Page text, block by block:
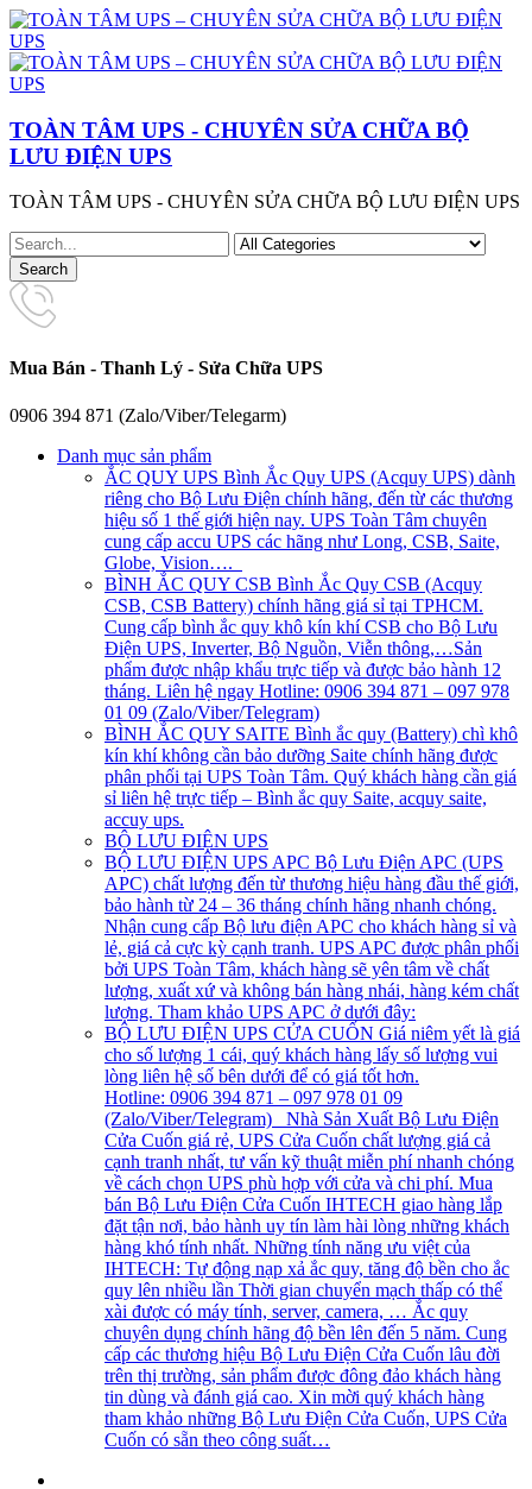
TOÀN TÂM UPS - CHUYÊN SỬA CHỮA BỘ
LƯU ĐIỆN UPS
TOÀN TÂM UPS - CHUYÊN SỬA CHỮA BỘ LƯU ĐIỆN UPS
Mua Bán - Thanh Lý - Sửa Chữa UPS
0906 394 871 (Zalo/Viber/Telegarm)
Danh mục sản phẩm
ẮC QUY UPS Bình Ắc Quy UPS (Acquy UPS) dành
riêng cho Bộ Lưu Điện chính hãng, đến từ các thương
hiệu số 1 thế giới hiện nay. UPS Toàn Tâm chuyên
cung cấp accu UPS các hãng như Long, CSB, Saite,
Globe, Vision….
BÌNH ẮC QUY CSB Bình Ắc Quy CSB (Acquy
CSB, CSB Battery) chính hãng giá sỉ tại TPHCM.
Cung cấp bình ắc quy khô kín khí CSB cho Bộ Lưu
Điện UPS, Inverter, Bộ Nguồn, Viễn thông,…Sản
phẩm được nhập khẩu trực tiếp và được bảo hành 12
tháng. Liên hệ ngay Hotline: 0906 394 871 – 097 978
01 09 (Zalo/Viber/Telegram)
BÌNH ẮC QUY SAITE Bình ắc quy (Battery) chì khô
kín khí không cần bảo dưỡng Saite chính hãng được
phân phối tại UPS Toàn Tâm. Quý khách hàng cần giá
sỉ liên hệ trực tiếp – Bình ắc quy Saite, acquy saite,
accuy ups.
BỘ LƯU ĐIỆN UPS
BỘ LƯU ĐIỆN UPS APC Bộ Lưu Điện APC (UPS
APC) chất lượng đến từ thương hiệu hàng đầu thế giới,
bảo hành từ 24 – 36 tháng chính hãng nhanh chóng.
Nhận cung cấp Bộ lưu điện APC cho khách hàng sỉ và
lẻ, giá cả cực kỳ cạnh tranh. UPS APC được phân phối
bởi UPS Toàn Tâm, khách hàng sẽ yên tâm về chất
lượng, xuất xứ và không bán hàng nhái, hàng kém chất
lượng. Tham khảo UPS APC ở dưới đây:
BỘ LƯU ĐIỆN UPS CỬA CUỐN Giá niêm yết là giá
cho số lượng 1 cái, quý khách hàng lấy số lượng vui
lòng liên hệ số bên dưới để có giá tốt hơn.
Hotline: 0906 394 871 – 097 978 01 09
(Zalo/Viber/Telegram) Nhà Sản Xuất Bộ Lưu Điện
Cửa Cuốn giá rẻ, UPS Cửa Cuốn chất lượng giá cả
cạnh tranh nhất, tư vấn kỹ thuật miễn phí nhanh chóng
về cách chọn UPS phù hợp với cửa và chi phí. Mua
bán Bộ Lưu Điện Cửa Cuốn IHTECH giao hàng lắp
đặt tận nơi, bảo hành uy tín làm hài lòng những khách
hàng khó tính nhất. Những tính năng ưu việt của
IHTECH: Tự động nạp xả ắc quy, tăng độ bền cho ắc
quy lên nhiều lần Thời gian chuyển mạch thấp có thể
xài được có máy tính, server, camera, … Ắc quy
chuyên dụng chính hãng độ bền lên đến 5 năm. Cung
cấp các thương hiệu Bộ Lưu Điện Cửa Cuốn lâu đời
trên thị trường, sản phẩm được đông đảo khách hàng
tin dùng và đánh giá cao. Xin mời quý khách hàng
tham khảo những Bộ Lưu Điện Cửa Cuốn, UPS Cửa
Cuốn có sẵn theo công suất…